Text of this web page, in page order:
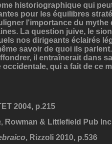
historiographique qui
pour les équilibres
l'importance du mythe
La question juive, le
nos dirigeants éclairés
savoir de quoi ils
il entraînerait dans
qui a fait de ce
2004, p.215
, Rowman & Littlefield Pub Inc
, Rizzoli 2010, p.536